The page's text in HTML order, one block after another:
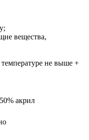
вещества,
не выше +
акрил